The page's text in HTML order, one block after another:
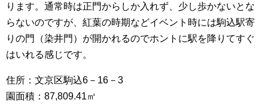
ります。通常時は正門からしか入れず、少し歩かないとな
らないのですが、紅葉の時期などイベント時には駒込駅寄
りの門（染井門）が開かれるのでホントに駅を降りてすぐ
はいれる感じです。
住所：文京区駒込6－16－3
園面積：87,809.41㎡